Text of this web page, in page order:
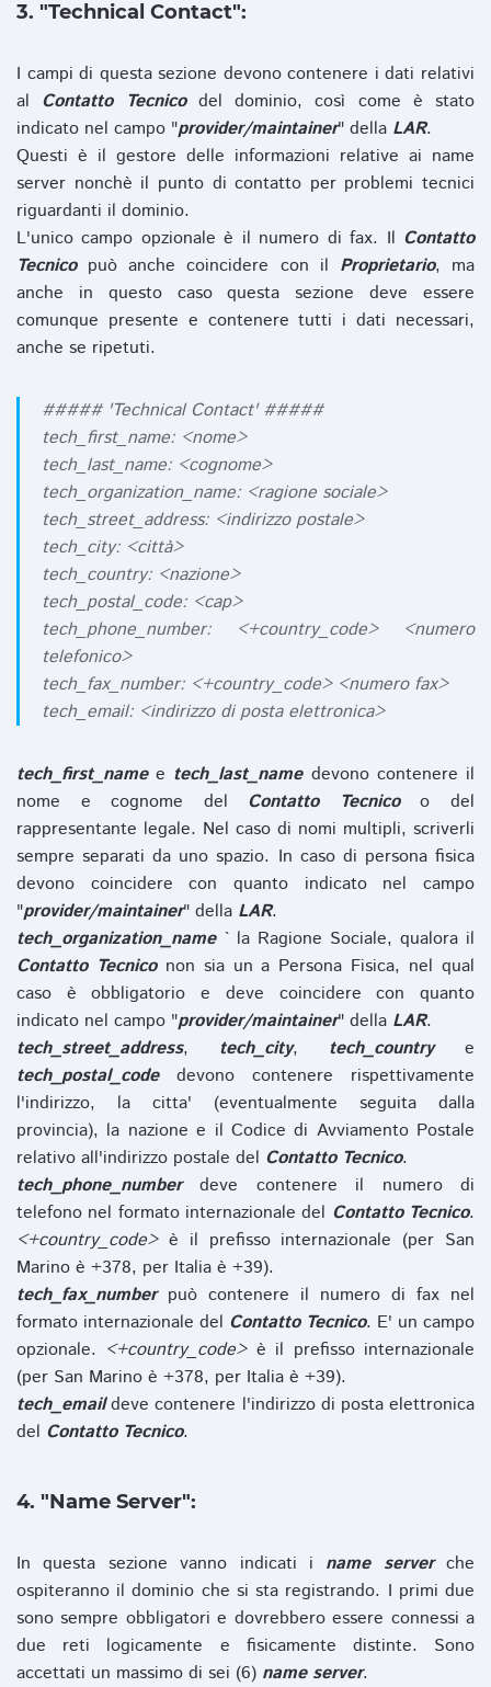
3. "Technical Contact":
I campi di questa sezione devono contenere i dati relativi
al Contatto Tecnicodel dominio, così come è stato
indicato nel campo "provider/maintainer" della LAR.
Questi è il gestore delle informazioni relative ai name
server nonchè il punto di contatto per problemi tecnici
riguardanti il dominio.
L'unico campo opzionale è il numero di fax. Il Contatto
Tecnicopuò anche coincidere con il Proprietario, ma
anche in questo caso questa sezione deve essere
comunque presente e contenere tutti i dati necessari,
anche se ripetuti.
##### 'Technical Contact' #####
tech_first_name: <nome>
tech_last_name: <cognome>
tech_organization_name: <ragione sociale>
tech_street_address: <indirizzo postale>
tech_city: <città>
tech_country: <nazione>
tech_postal_code: <cap>
tech_phone_number: <+country_code> <numero
telefonico>
tech_fax_number: <+country_code> <numero fax>
tech_email: <indirizzo di posta elettronica>
tech_first_namee tech_last_namedevono contenere il
nome e cognome del Contatto Tecnicoo del
rappresentante legale. Nel caso di nomi multipli, scriverli
sempre separati da uno spazio. In caso di persona fisica
devono coincidere con quanto indicato nel campo
"provider/maintainer" della LAR.
tech_organization_name` la Ragione Sociale, qualora il
Contatto Tecniconon sia un a Persona Fisica, nel qual
caso è obbligatorio e deve coincidere con quanto
indicato nel campo "provider/maintainer" della LAR.
tech_street_address, tech_city, tech_countrye
tech_postal_codedevono contenere rispettivamente
l'indirizzo, la citta' (eventualmente seguita dalla
provincia), la nazione e il Codice di Avviamento Postale
relativo all'indirizzo postale del Contatto Tecnico.
tech_phone_numberdeve contenere il numero di
telefono nel formato internazionale del Contatto Tecnico.
<+country_code>è il prefisso internazionale (per San
Marino è +378, per Italia è +39).
tech_fax_numberpuò contenere il numero di fax nel
formato internazionale del Contatto Tecnico. E' un campo
opzionale. <+country_code>è il prefisso internazionale
(per San Marino è +378, per Italia è +39).
tech_emaildeve contenere l'indirizzo di posta elettronica
del Contatto Tecnico.
4. "Name Server":
In questa sezione vanno indicati i name serverche
ospiteranno il dominio che si sta registrando. I primi due
sono sempre obbligatori e dovrebbero essere connessi a
due reti logicamente e fisicamente distinte. Sono
accettati un massimo di sei (6) name server.